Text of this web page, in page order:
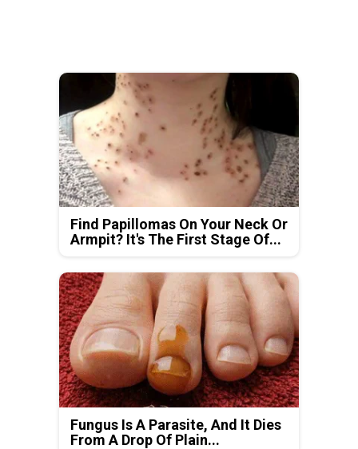
Find Papillomas On Your Neck Or
Armpit? It's The First Stage Of...
Fungus Is A Parasite, And It Dies
From A Drop Of Plain...